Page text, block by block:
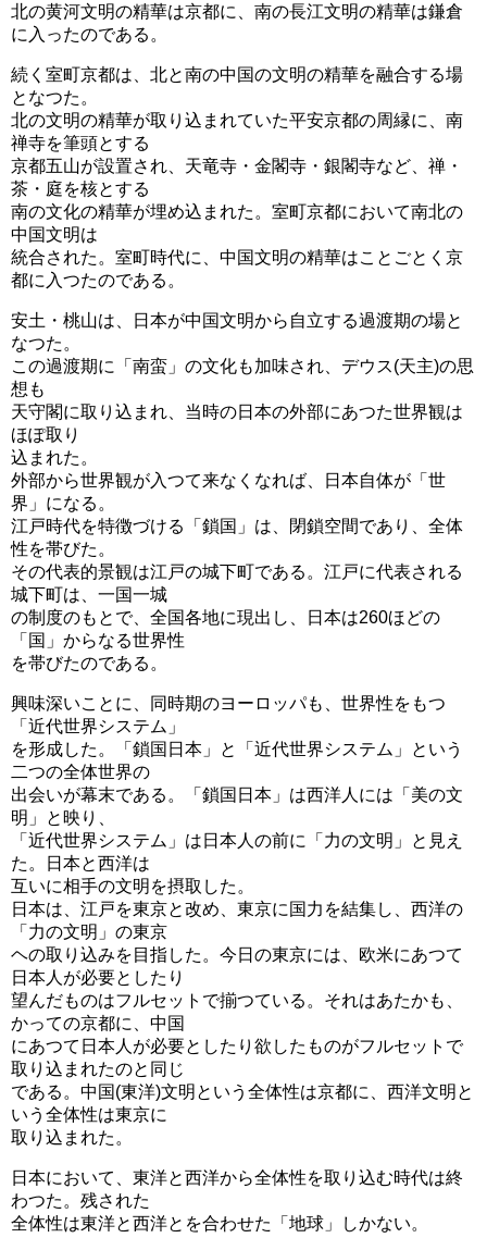
北の黄河文明の精華は京都に、南の長江文明の精華は鎌倉
に入ったのである。
続く室町京都は、北と南の中国の文明の精華を融合する場
となつた。
北の文明の精華が取り込まれていた平安京都の周縁に、南
禅寺を筆頭とする
京都五山が設置され、天竜寺・金閣寺・銀閣寺など、禅・
茶・庭を核とする
南の文化の精華が埋め込まれた。室町京都において南北の
中国文明は
統合された。室町時代に、中国文明の精華はことごとく京
都に入つたのである。
安土・桃山は、日本が中国文明から自立する過渡期の場と
なつた。
この過渡期に「南蛮」の文化も加味され、デウス(天主)の思
想も
天守閣に取り込まれ、当時の日本の外部にあつた世界観は
ほぽ取り
込まれた。
外部から世界観が入つて来なくなれば、日本自体が「世
界」になる。
江戸時代を特徴づける「鎖国」は、閉鎖空間であり、全体
性を帯びた。
その代表的景観は江戸の城下町である。江戸に代表される
城下町は、一国一城
の制度のもとで、全国各地に現出し、日本は260ほどの
「国」からなる世界性
を帯びたのである。
興味深いことに、同時期のヨーロッパも、世界性をもつ
「近代世界システム」
を形成した。「鎖国日本」と「近代世界システム」という
二つの全体世界の
出会いが幕末である。「鎖国日本」は西洋人には「美の文
明」と映り、
「近代世界システム」は日本人の前に「力の文明」と見え
た。日本と西洋は
互いに相手の文明を摂取した。
日本は、江戸を東京と改め、東京に国力を結集し、西洋の
「力の文明」の東京
ヘの取り込みを目指した。今日の東京には、欧米にあつて
日本人が必要としたり
望んだものはフルセットで揃つている。それはあたかも、
かっての京都に、中国
にあつて日本人が必要としたり欲したものがフルセットで
取り込まれたのと同じ
である。中国(東洋)文明という全体性は京都に、西洋文明と
いう全体性は東京に
取り込まれた。
日本において、東洋と西洋から全体性を取り込む時代は終
わつた。残された
全体性は東洋と西洋とを合わせた「地球」しかない。